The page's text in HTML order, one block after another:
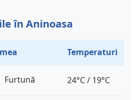
în Aninoasa
Temperaturi
Furtună 24°C / 19°C